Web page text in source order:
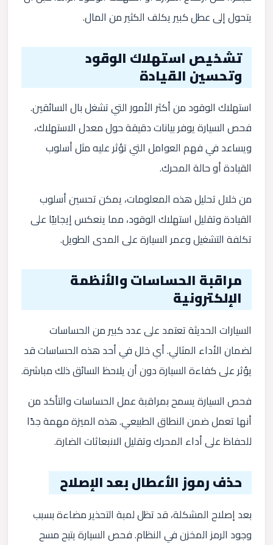
يتحول إلى عطل كبير يكلف الكثير من المال.
تشخيص استهلاك الوقود
وتحسين القيادة
استهلاك الوقود من أكثر الأمور التي تشغل بال السائقين.
فحص السيارة يوفر بيانات دقيقة حول معدل الاستهلاك،
ويساعد في فهم العوامل التي تؤثر عليه مثل أسلوب
القيادة أو حالة المحرك.
من خلال تحليل هذه المعلومات، يمكن تحسين أسلوب
القيادة وتقليل استهلاك الوقود، مما ينعكس إيجابيًا على
تكلفة التشغيل وعمر السيارة على المدى الطويل.
مراقبة الحساسات والأنظمة
الإلكترونية
السيارات الحديثة تعتمد على عدد كبير من الحساسات
لضمان الأداء المثالي. أي خلل في أحد هذه الحساسات قد
يؤثر على كفاءة السيارة دون أن يلاحظ السائق ذلك مباشرة.
فحص السيارة يسمح بمراقبة عمل الحساسات والتأكد من
أنها تعمل ضمن النطاق الطبيعي. هذه الميزة مهمة جدًا
للحفاظ على أداء المحرك وتقليل الانبعاثات الضارة.
حذف رموز الأعطال بعد الإصلاح
بعد إصلاح المشكلة، قد تظل لمبة التحذير مضاءة بسبب
وجود الرمز المخزن في النظام. فحص السيارة يتيح مسح